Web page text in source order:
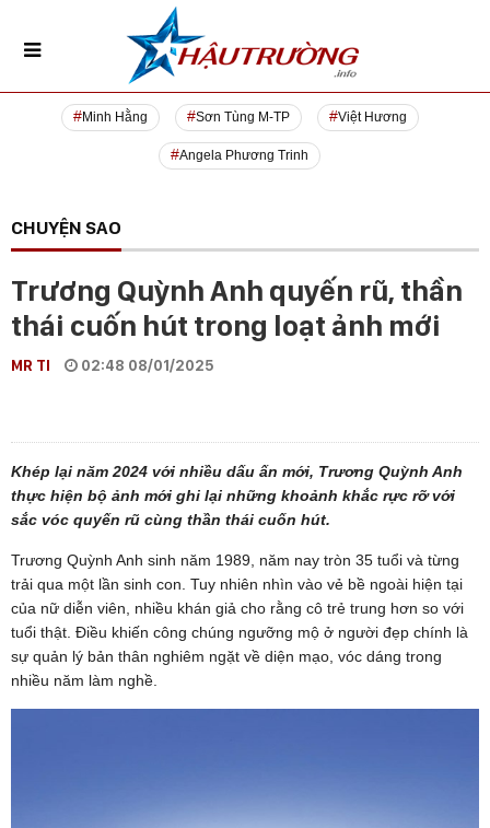
Minh Hằng Sơn Tùng M-TP Việt Hương
Angela Phương Trinh
CHUYỆN SAO
Trương Quỳnh Anh quyến rũ, thần
thái cuốn hút trong loạt ảnh mới
MR TI 02:48 08/01/2025
Khép lại năm 2024 với nhiều dấu ấn mới, Trương Quỳnh Anh
thực hiện bộ ảnh mới ghi lại những khoảnh khắc rực rỡ với
sắc vóc quyến rũ cùng thần thái cuốn hút.
Trương Quỳnh Anh sinh năm 1989, năm nay tròn 35 tuổi và từng
trải qua một lần sinh con. Tuy nhiên nhìn vào vẻ bề ngoài hiện tại
của nữ diễn viên, nhiều khán giả cho rằng cô trẻ trung hơn so với
tuổi thật. Điều khiến công chúng ngưỡng mộ ở người đẹp chính là
sự quản lý bản thân nghiêm ngặt về diện mạo, vóc dáng trong
nhiều năm làm nghề.